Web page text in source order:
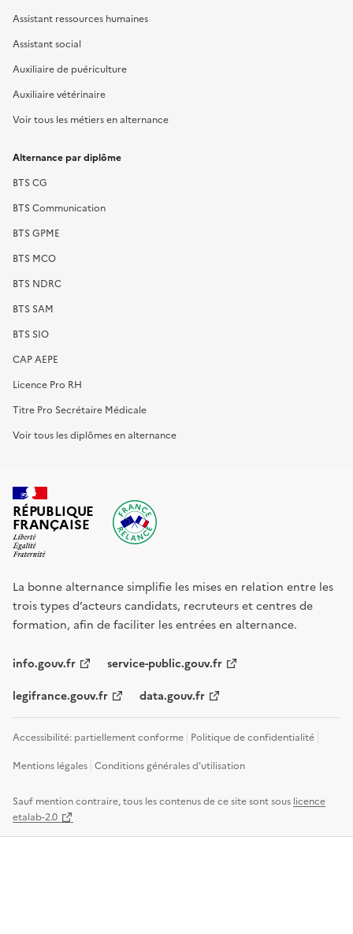
Assistant ressources humaines
Assistant social
Auxiliaire de puériculture
Auxiliaire vétérinaire
Voir tous les métiers en alternance
Alternance par diplôme
BTS CG
BTS Communication
BTS GPME
BTS MCO
BTS NDRC
BTS SAM
BTS SIO
CAP AEPE
Licence Pro RH
Titre Pro Secrétaire Médicale
Voir tous les diplômes en alternance
RÉPUBLIQUE
FRANÇAISE
La bonne alternance simplifie les mises en relation entre les
trois types d’acteurs candidats, recruteurs et centres de
formation, afin de faciliter les entrées en alternance.
info.gouv.fr service-public.gouv.fr
legifrance.gouv.fr data.gouv.fr
Accessibilité: partiellement conforme Politique de confidentialité
Mentions légales Conditions générales d'utilisation
Sauf mention contraire, tous les contenus de ce site sont sous licence
etalab-2.0